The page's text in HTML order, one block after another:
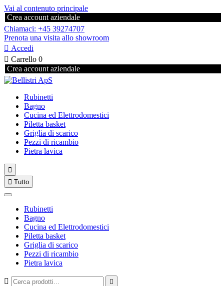
Vai al contenuto principale
Crea account aziendale
Chiamaci: +45 39274707
Prenota una visita allo showroom
 Accedi
 Carrello 0
Crea account aziendale
Rubinetti
Bagno
Cucina ed Elettrodomestici
Piletta basket
Griglia di scarico
Pezzi di ricambio
Pietra lavica

 Tutto
Rubinetti
Bagno
Cucina ed Elettrodomestici
Piletta basket
Griglia di scarico
Pezzi di ricambio
Pietra lavica
 